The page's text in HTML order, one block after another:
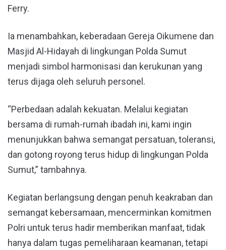
Ferry.
Ia menambahkan, keberadaan Gereja Oikumene dan
Masjid Al-Hidayah di lingkungan Polda Sumut
menjadi simbol harmonisasi dan kerukunan yang
terus dijaga oleh seluruh personel.
“Perbedaan adalah kekuatan. Melalui kegiatan
bersama di rumah-rumah ibadah ini, kami ingin
menunjukkan bahwa semangat persatuan, toleransi,
dan gotong royong terus hidup di lingkungan Polda
Sumut,” tambahnya.
Kegiatan berlangsung dengan penuh keakraban dan
semangat kebersamaan, mencerminkan komitmen
Polri untuk terus hadir memberikan manfaat, tidak
hanya dalam tugas pemeliharaan keamanan, tetapi